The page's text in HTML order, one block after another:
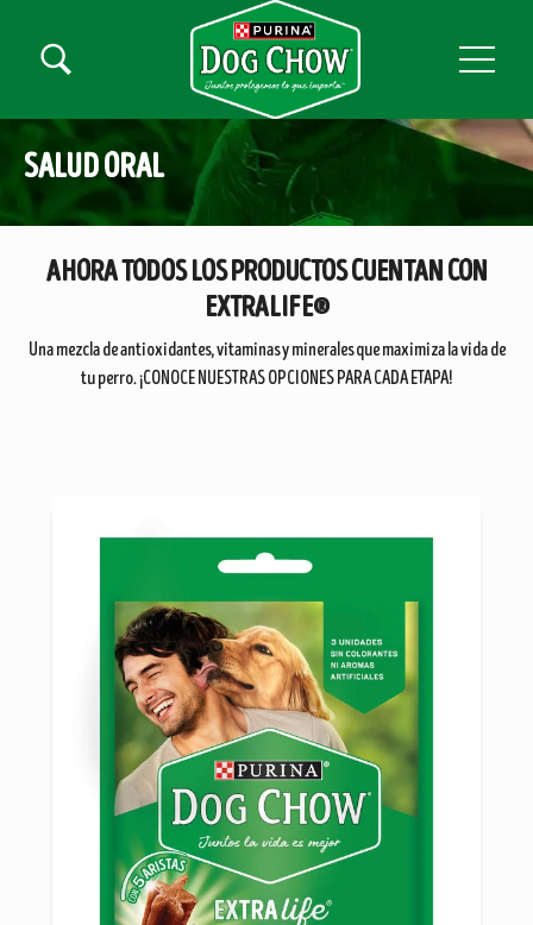
Menú secundario Dog Chow
Menú Principal Dog Chow
SALUD ORAL
AHORA TODOS LOS PRODUCTOS CUENTAN CON
EXTRALIFE®
Una mezcla de antioxidantes, vitaminas y minerales que maximiza la vida de
tu perro. ¡CONOCE NUESTRAS OPCIONES PARA CADA ETAPA!